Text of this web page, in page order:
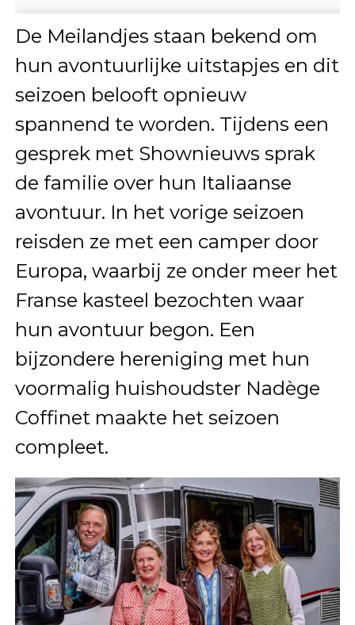
De Meilandjes staan bekend om
hun avontuurlijke uitstapjes en dit
seizoen belooft opnieuw
spannend te worden. Tijdens een
gesprek met Shownieuws sprak
de familie over hun Italiaanse
avontuur. In het vorige seizoen
reisden ze met een camper door
Europa, waarbij ze onder meer het
Franse kasteel bezochten waar
hun avontuur begon. Een
bijzondere hereniging met hun
voormalig huishoudster Nadège
Coffinet maakte het seizoen
compleet.